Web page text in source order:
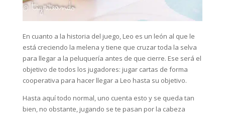
En cuanto a la historia del juego, Leo es un león al que le
está creciendo la melena y tiene que cruzar toda la selva
para llegar a la peluquería antes de que cierre. Ese será el
objetivo de todos los jugadores: jugar cartas de forma
cooperativa para hacer llegar a Leo hasta su objetivo.
Hasta aquí todo normal, uno cuenta esto y se queda tan
bien, no obstante, jugando se te pasan por la cabeza